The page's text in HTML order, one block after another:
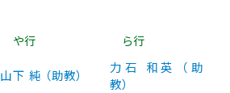
や行 ら行
山下 純 （助教）
力石 和英 （助
教）